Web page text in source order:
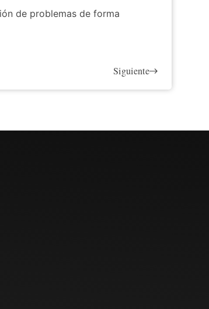
de problemas de forma
Siguiente